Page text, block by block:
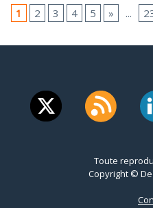
1
2 3 4 5 » ...
Toute
Copyright ©